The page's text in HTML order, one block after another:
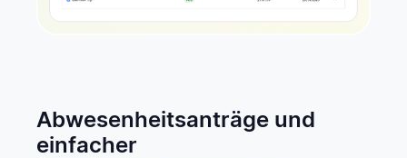
Abwesenheitsanträge und
einfacher